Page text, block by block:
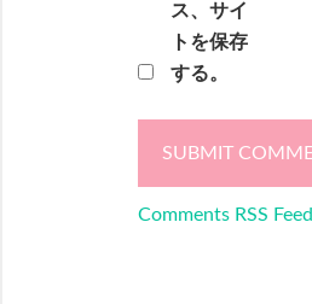
ス、サイ
トを保存
する。
Comments RSS Feed